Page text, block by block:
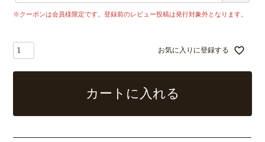
)
※クーポンは会員様限定です。登録前のレビュー投稿は発行対象外となります。
お気に入りに登録する
カートに入れる